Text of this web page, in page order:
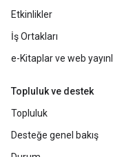
Etkinlikler
İş Ortakları
e-Kitaplar ve web
Topluluk ve destek
Topluluk
Desteğe genel bakış